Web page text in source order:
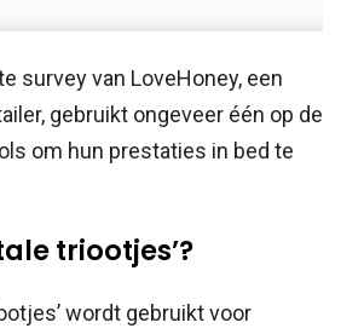
survey van LoveHoney, een
gebruikt ongeveer één op de
om hun prestaties in bed te
triootjes’?
wordt gebruikt voor